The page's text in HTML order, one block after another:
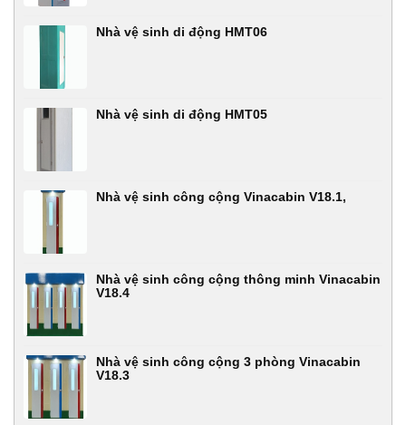
Nhà vệ sinh di động HMT06
Nhà vệ sinh di động HMT05
Nhà vệ sinh công cộng Vinacabin V18.1,
Nhà vệ sinh công cộng thông minh Vinacabin
V18.4
Nhà vệ sinh công cộng 3 phòng Vinacabin
V18.3